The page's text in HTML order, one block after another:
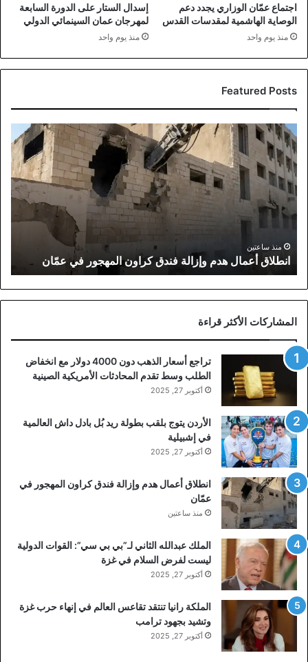
اجتماع عمّان الوزاري يجدد دعم
الوصاية الهاشمية لمقدسات القدس
منذ يوم واحد
إسدال الستار على الدورة السابعة
لمهرجان عمان السينمائي الدولي
منذ يوم واحد
Featured Posts
انطلاق
أعمال
هدم
وإزالة
فندق
كراون
المهجور
عمّانمنذ ساعتين
انطلاق أعمال هدم وإزالة فندق كراون المهجور في عمّان
المشاركات الأكثر قراءة
تراجع أسعار الذهب دون 4000 دولار مع انخفاض
الطلب وسط تقدم المحادثات الأمريكية الصينية
أكتوبر 27, 2025
الأردن يتوج بلقب بطولة ريد بُل بادل داش العالمية
في إشبيلية
أكتوبر 27, 2025
انطلاق أعمال هدم وإزالة فندق كراون المهجور في
عمّان
منذ ساعتين
الملك عبدالله الثاني لـ”بي بي سي”: القوات الدولية
ليست لفرض السلام في غزة
أكتوبر 27, 2025
الملكة رانيا تنتقد تقاعس العالم في إنهاء حرب غزة
وتشيد بجهود ترامب
أكتوبر 27, 2025